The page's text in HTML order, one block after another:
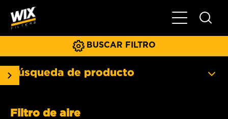
Menú
BUSCAR FILTRO
Búsqueda de producto
Filtro de aire